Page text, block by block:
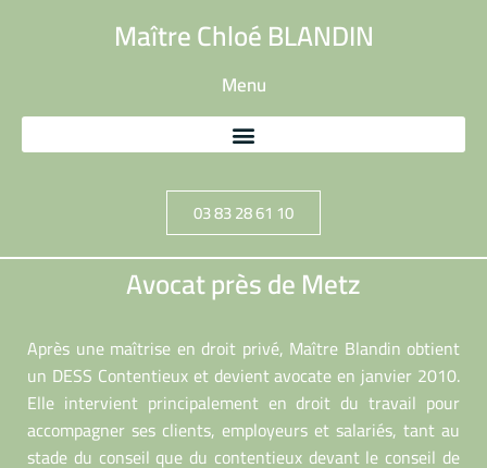
Maître Chloé BLANDIN
Menu
03 83 28 61 10
Avocat près de Metz
Après une maîtrise en droit privé, Maître Blandin obtient
un DESS Contentieux et devient avocate en janvier 2010.
Elle intervient principalement en droit du travail pour
accompagner ses clients, employeurs et salariés, tant au
stade du conseil que du contentieux devant le conseil de